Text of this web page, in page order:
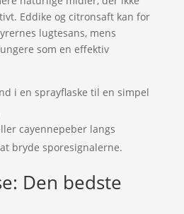
Eddike og citronsaft kan for
lugtesans, mens
som en effektiv
i en sprayflaske til en simpel
cayennepeber langs
bryde sporesignalerne.
Den bedste